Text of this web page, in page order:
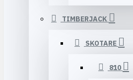
TIMBERJACK
SKOTARE
810